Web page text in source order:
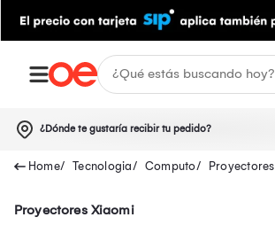
¿Dónde te gustaría recibir tu pedido?
Tecnologia Computo Proyectores
Proyectores Xiaomi